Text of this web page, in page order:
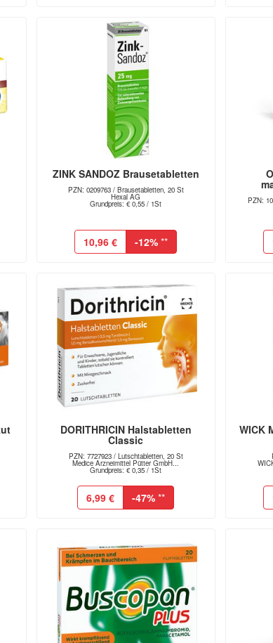
ZINK SANDOZ Brausetabletten
PZN: 0209763 / Brausetabletten, 20 St
Hexal AG
Grundpreis: € 0,55 / 1St
10,96 € -12% **
PZN:
DORITHRICIN Halstabletten
Classic
PZN: 7727923 / Lutschtabletten, 20 St
Medice Arzneimittel Pütter GmbH...
Grundpreis: € 0,35 / 1St
6,99 € -47% **
WICK